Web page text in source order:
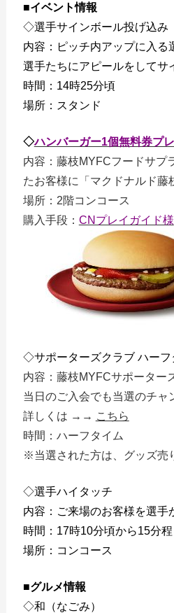
■イベント情報
◇選手サインボール投げ込み
内容：ピッチ内アップに入る
選手たちにアピールをしてサ
時間：14時25分頃
場所：スタンド
◇ハンバーガー1個無料券プ
内容：藤枝MYFCフードサプ
たお客様に「マクドナルド藤
場所：2階コンコース
購入手段： CNプレイガイド様
◇サポーターズクラブ ハーフ
内容：藤枝MYFCサポーター
当日のご入会でも当選のチャ
詳しくは →→ こちら
時間：ハーフタイム
※当選された方は、グッズ売
◇選手ハイタッチ
内容：ご来場のお客様を選手
時間：17時10分頃から15分程
場所：コンコース
■グルメ情報
◇和（なごみ）